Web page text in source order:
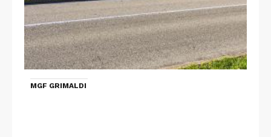
MGF GRIMALDI